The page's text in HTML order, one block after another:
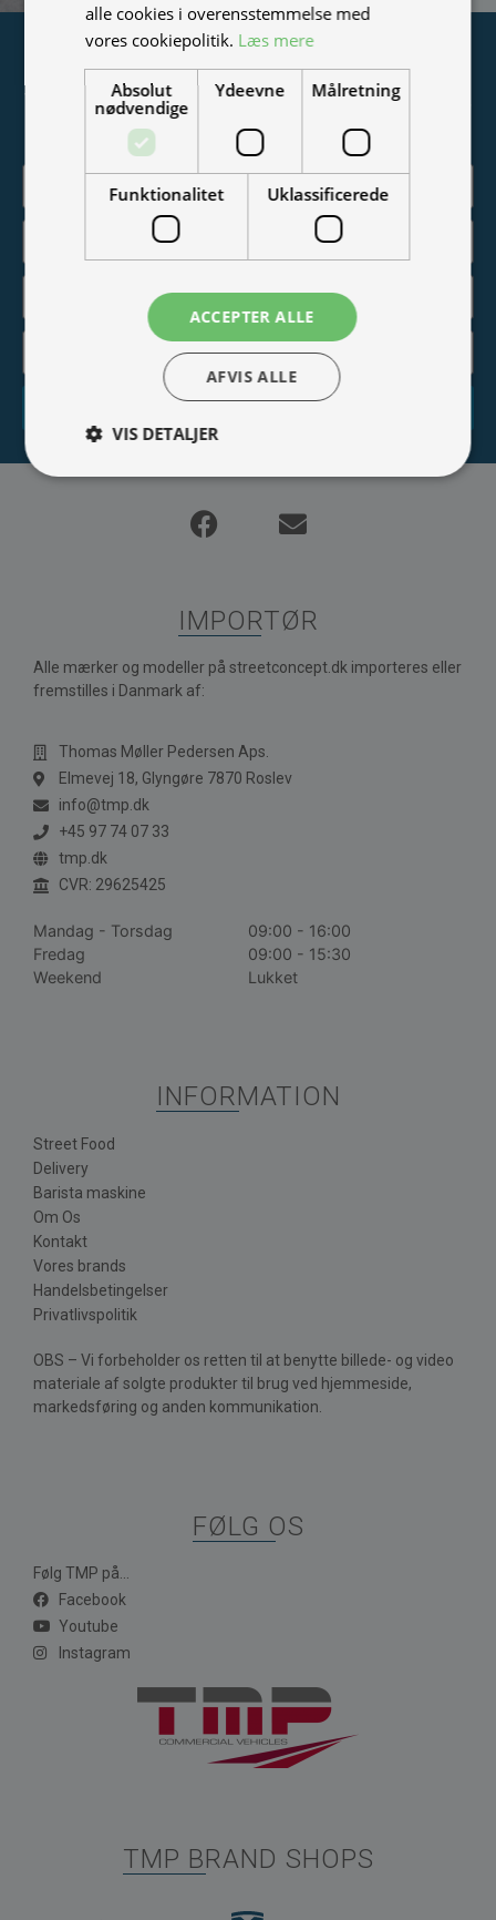
Tilmeld nyhedsmail
Vær blandt de første til at modtage info om nye produkter,
tilbud, events og udstillinger.
Tilmeld
IMPORTØR
Alle mærker og modeller på streetconcept.dk importeres eller
fremstilles i Danmark af:
Thomas Møller Pedersen Aps.
Elmevej 18, Glyngøre 7870 Roslev
info@tmp.dk
+45 97 74 07 33
tmp.dk
CVR: 29625425
Mandag - Torsdag
09:00 - 16:00
Fredag
09:00 - 15:30
Weekend
Lukket
INFORMATION
Street Food
Delivery
Barista maskine
Om Os
Kontakt
Vores brands
Handelsbetingelser
Privatlivspolitik
OBS – Vi forbeholder os retten til at benytte billede- og video
materiale af solgte produkter til brug ved hjemmeside,
markedsføring og anden kommunikation.
FØLG OS
Følg TMP på...
Facebook
Youtube
Instagram
TMP BRAND SHOPS
alle cookies i overensstemmelse med
vores cookiepolitik. Læs mere
Absolut
nødvendige
Ydeevne Målretning
Funktionalitet Uklassificerede
ACCEPTER ALLE
AFVIS ALLE
VIS DETALJER